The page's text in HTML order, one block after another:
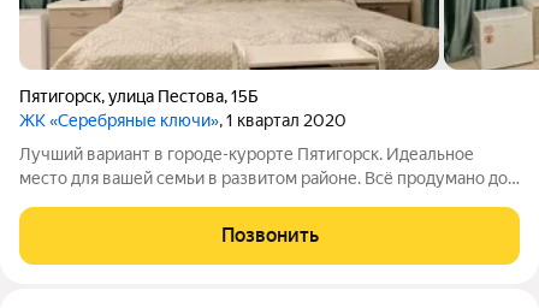
Пятигорск,улица Пестова,15Б
ЖК «Серебряные ключи», 1 квартал 2020
Лучший вариант в городе-курорте Пятигорск. Идеальное
место для вашей семьи в развитом районе. Всё продумано до
Фото не передают все масштабы и красоту данной квартиры.
Продаётся 3-комнатная
Позвонить